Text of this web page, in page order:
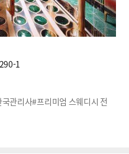
1
관리사#프리미엄 스웨디시 전